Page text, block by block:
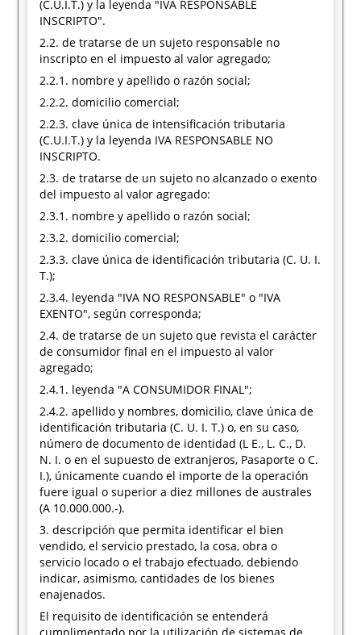
(C.U.I.T.) y la leyenda "IVA RESPONSABLE
INSCRIPTO".
2.2. de tratarse de un sujeto responsable no
inscripto en el impuesto al valor agregado;
2.2.1. nombre y apellido o razón social;
2.2.2. domicilio comercial;
2.2.3. clave única de intensificación tributaria
(C.U.I.T.) y la leyenda IVA RESPONSABLE NO
INSCRIPTO.
2.3. de tratarse de un sujeto no alcanzado o exento
del impuesto al valor agregado:
2.3.1. nombre y apellido o razón social;
2.3.2. domicilio comercial;
2.3.3. clave única de identificación tributaria (C. U. I.
T.);
2.3.4. leyenda "IVA NO RESPONSABLE" o "IVA
EXENTO", según corresponda;
2.4. de tratarse de un sujeto que revista el carácter
de consumidor final en el impuesto al valor
agregado;
2.4.1. leyenda "A CONSUMIDOR FINAL";
2.4.2. apellido y nombres, domicilio, clave única de
identificación tributaria (C. U. I. T.) o, en su caso,
número de documento de identidad (L E., L. C., D.
N. I. o en el supuesto de extranjeros, Pasaporte o C.
I.), únicamente cuando el importe de la operación
fuere igual o superior a diez millones de australes
(A 10.000.000.-).
3. descripción que permita identificar el bien
vendido, el servicio prestado, la cosa, obra o
servicio locado o el trabajo efectuado, debiendo
indicar, asimismo, cantidades de los bienes
enajenados.
El requisito de identificación se entenderá